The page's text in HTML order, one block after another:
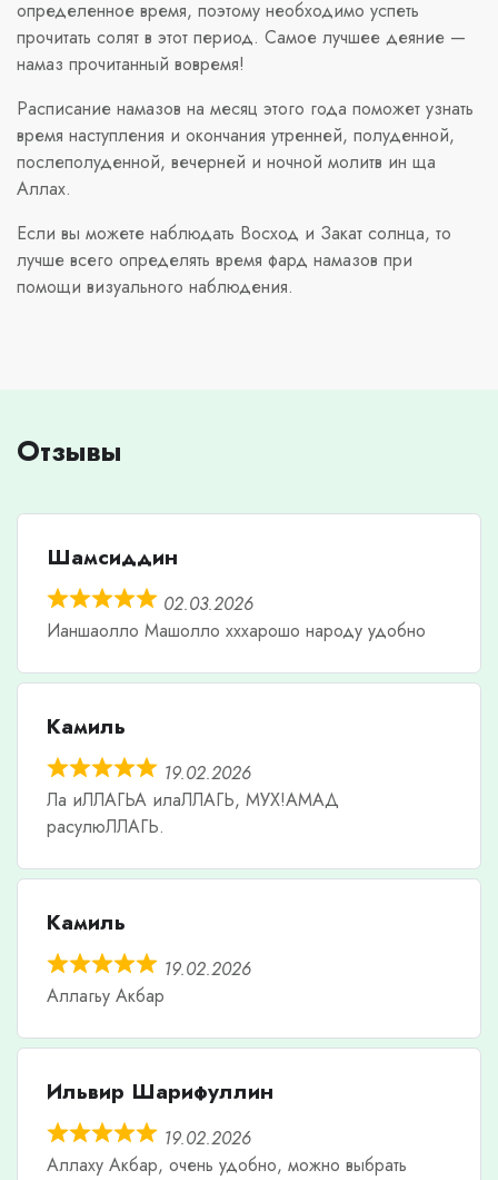
определенное время, поэтому необходимо успеть
прочитать солят в этот период. Самое лучшее деяние —
намаз прочитанный вовремя!
Расписание намазов на месяц этого года поможет узнать
время наступления и окончания утренней, полуденной,
послеполуденной, вечерней и ночной молитв ин ща
Аллах.
Если вы можете наблюдать Восход и Закат солнца, то
лучше всего определять время фард намазов при
помощи визуального наблюдения.
Отзывы
Шамсиддин
02.03.2026
Ианшаолло Машолло хххарошо народу удобно
Камиль
19.02.2026
Ла иЛЛАГЬА илаЛЛАГЬ, МУХ!АМАД
расулюЛЛАГЬ.
Камиль
19.02.2026
Аллагьу Акбар
Ильвир Шарифуллин
19.02.2026
Аллаху Акбар, очень удобно, можно выбрать